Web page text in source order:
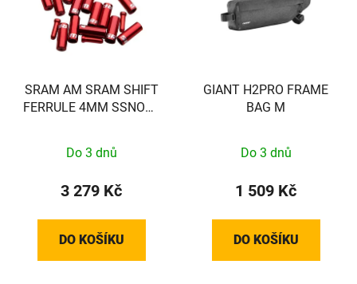
SRAM AM SRAM SHIFT
FERRULE 4MM SSNOSE
Do 3 dnů
3 279 Kč
DO KOŠÍKU
GIANT H2PRO FRAME
BAG M
Do 3 dnů
1 509 Kč
DO KOŠÍKU